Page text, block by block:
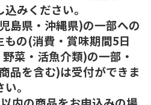
みください。
島県・沖縄県)の一部への
の(消費・賞味期間5日
菜・活魚介類)の一部・
品を含む)は受付ができま
。